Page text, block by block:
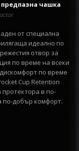
чашка
от специална
идеално по
отвор за
по време на всеки
по време
Cup Retention
в по-
по-добър комфорт.